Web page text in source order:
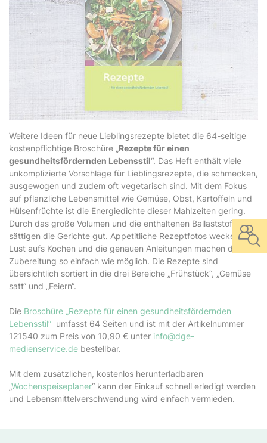
Weitere Ideen für neue Lieblingsrezepte bietet die 64-seitige
kostenpflichtige Broschüre „ Rezepte für einen
gesundheitsfördernden Lebensstil“. Das Heft enthält viele
unkomplizierte Vorschläge für Lieblingsrezepte, die schmecken,
ausgewogen und zudem oft vegetarisch sind. Mit dem Fokus
auf pflanzliche Lebensmittel wie Gemüse, Obst, Kartoffeln und
Hülsenfrüchte ist die Energiedichte dieser Mahlzeiten gering.
Durch das große Volumen und die enthaltenen Ballaststoffe
sättigen die Gerichte gut. Appetitliche Rezeptfotos wecken die
Lust aufs Kochen und die genauen Anleitungen machen die
Zubereitung so einfach wie möglich. Die Rezepte sind
übersichtlich sortiert in die drei Bereiche „Frühstück“, „Gemüse
satt“ und „Feiern“.
Die Broschüre „Rezepte für einen gesundheitsfördernden
Lebensstil“ umfasst 64 Seiten und ist mit der Artikelnummer
121540 zum Preis von 10,90 € unter info@dge-
medienservice.de bestellbar.
Mit dem zusätzlichen, kostenlos herunterladbaren
„Wochenspeiseplaner“ kann der Einkauf schnell erledigt werden
und Lebensmittelverschwendung wird einfach vermieden.